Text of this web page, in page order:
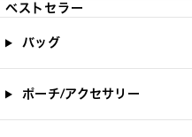
ベストセラー
バッグ
ポーチ/アクセサリー